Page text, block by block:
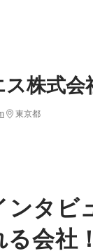
株式会
東京都
ンタ
会社